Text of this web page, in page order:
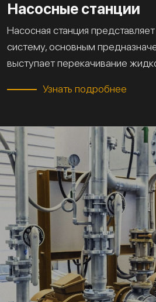
Насосные станции
Насосная станция
систему, основным
выступает перекачивание
Узнать подробнее